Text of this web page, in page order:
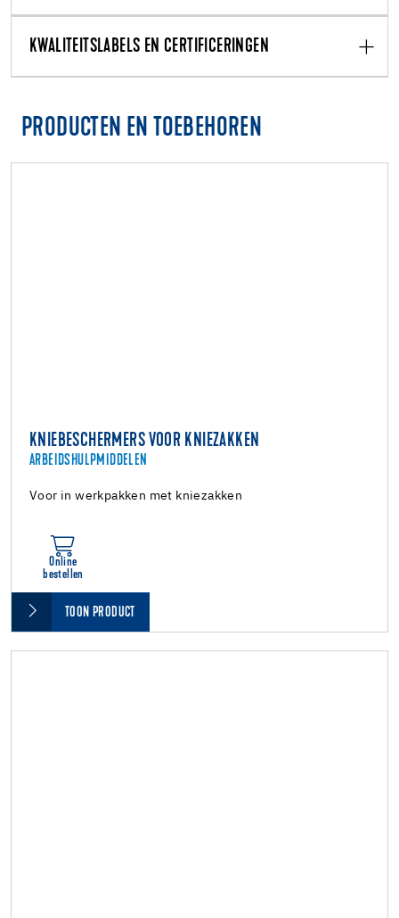
KWALITEITSLABELS EN CERTIFICERINGEN
PRODUCTEN EN TOEBEHOREN
KNIEBESCHERMERS VOOR KNIEZAKKEN
ARBEIDSHULPMIDDELEN
Voor in werkpakken met kniezakken
Online
bestellen
TOON PRODUCT